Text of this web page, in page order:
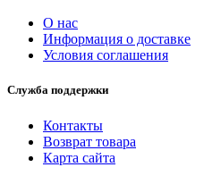
О нас
Информация о доставке
Условия соглашения
Служба поддержки
Контакты
Возврат товара
Карта сайта